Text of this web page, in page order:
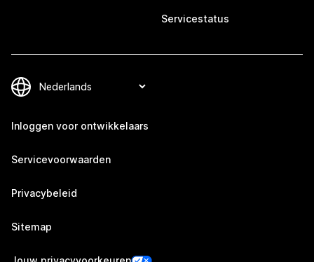
Servicestatus
Inloggen voor ontwikkelaars
Servicevoorwaarden
Privacybeleid
Sitemap